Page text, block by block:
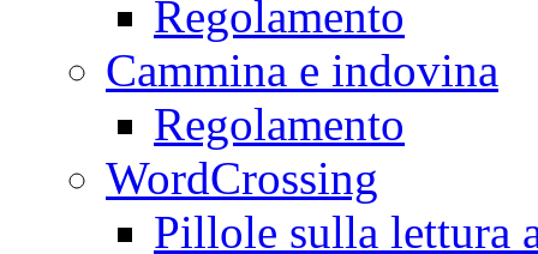
Regolamento
Cammina e indovina
Regolamento
WordCrossing
Pillole sulla lettura